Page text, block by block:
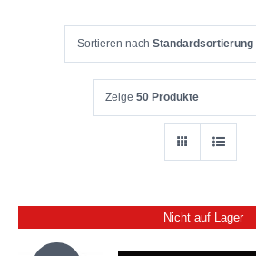
Sortieren nach Standardsortierung
Zeige 50 Produkte
Nicht auf Lager